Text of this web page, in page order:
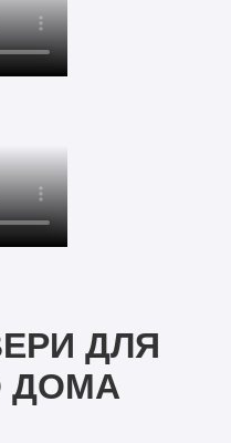
ДЛЯ
ДОМА